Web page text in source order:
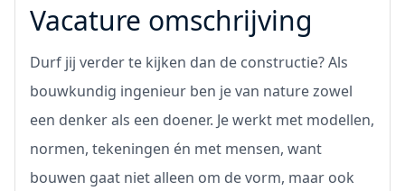
Vacature omschrijving
Durf jij verder te kijken dan de constructie? Als
bouwkundig ingenieur ben je van nature zowel
een denker als een doener. Je werkt met modellen,
normen, tekeningen én met mensen, want
bouwen gaat niet alleen om de vorm, maar ook